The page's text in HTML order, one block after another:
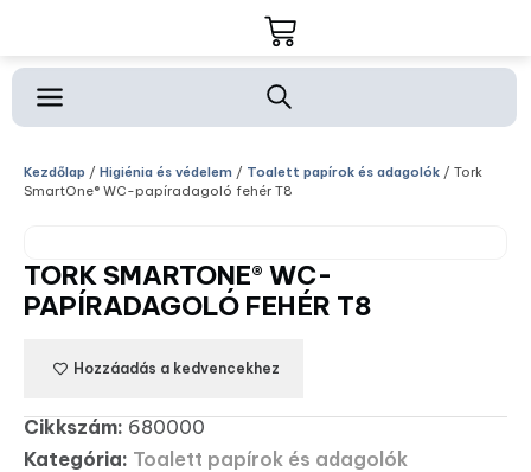
Kezdőlap / Higiénia és védelem / Toalett papírok és adagolók / Tork
SmartOne® WC-papíradagoló fehér T8
TORK SMARTONE® WC-
PAPÍRADAGOLÓ FEHÉR T8
Hozzáadás a kedvencekhez
Cikkszám: 680000
Kategória: Toalett papírok és adagolók